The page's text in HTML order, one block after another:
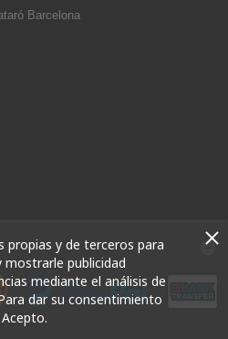
Barcelona
propias y de terceros para
publicidad
mediante el análisis de
dar su consentimiento